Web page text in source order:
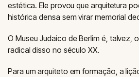
estética. Ele provou que arquitetura
histórica densa sem virar memorial
O Museu Judaico de Berlim é, talvez,
radical disso no século XX.
Para um arquiteto em formação, a